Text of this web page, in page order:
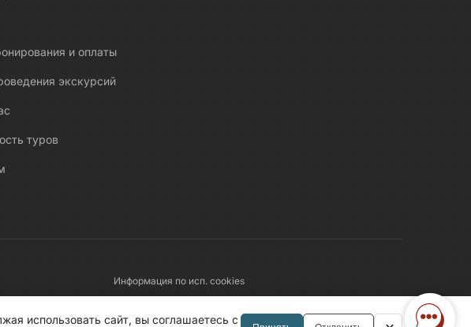
и оплаты
экскурсий
туров
Информация по исп. cookies
использовать сайт, вы соглашаетесь с